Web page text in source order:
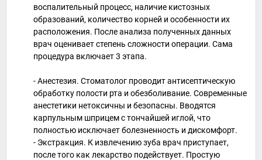
воспалительный процесс, наличие кистозных
образований, количество корней и особенности их
расположения. После анализа полученных данных
врач оценивает степень сложности операции. Сама
процедура включает 3 этапа.
- Анестезия. Стоматолог проводит антисептическую
обработку полости рта и обезболивание. Современные
анестетики нетоксичны и безопасны. Вводятся
карпульным шприцем с тончайшей иглой, что
полностью исключает болезненность и дискомфорт.
- Экстракция. К извлечению зуба врач приступает,
после того как лекарство подействует. Простую